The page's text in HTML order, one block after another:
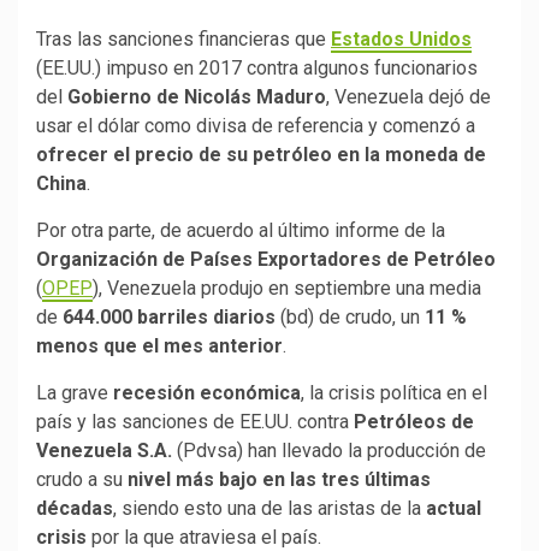
Tras las sanciones financieras que Estados Unidos
(EE.UU.) impuso en 2017 contra algunos funcionarios
del Gobierno de Nicolás Maduro, Venezuela dejó de
usar el dólar como divisa de referencia y comenzó a
ofrecer el precio de su petróleo en la moneda de
China.
Por otra parte, de acuerdo al último informe de la
Organización de Países Exportadores de Petróleo
(OPEP), Venezuela produjo en septiembre una media
de 644.000 barriles diarios (bd) de crudo, un 11 %
menos que el mes anterior.
La grave recesión económica, la crisis política en el
país y las sanciones de EE.UU. contra Petróleos de
Venezuela S.A. (Pdvsa) han llevado la producción de
crudo a su nivel más bajo en las tres últimas
décadas, siendo esto una de las aristas de la actual
crisis por la que atraviesa el país.